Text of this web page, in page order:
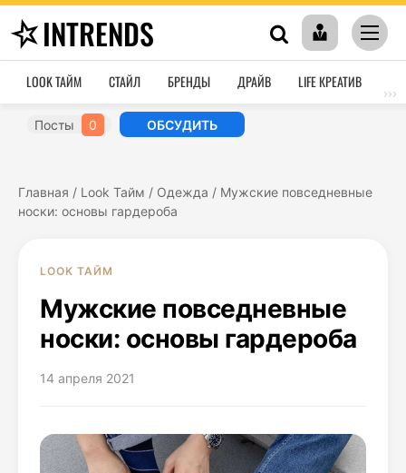
INTRENDS
LOOK ТАЙМ СТАЙЛ БРЕНДЫ ДРАЙВ LIFE КРЕАТИВ
›››
Посты 0 ОБСУДИТЬ
Главная / Look Тайм / Одежда / Мужские повседневные
носки: основы гардероба
LOOK ТАЙМ
Мужские повседневные
носки: основы гардероба
14 апреля 2021